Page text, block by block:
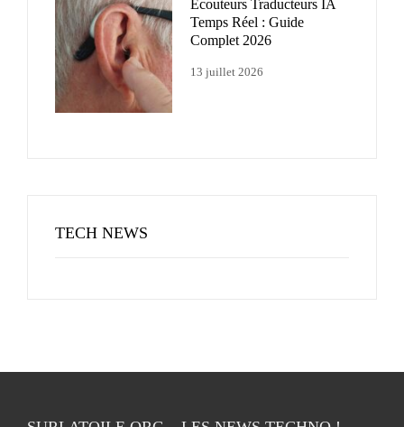
Écouteurs Traducteurs IA
Temps Réel : Guide
Complet 2026
13 juillet 2026
TECH NEWS